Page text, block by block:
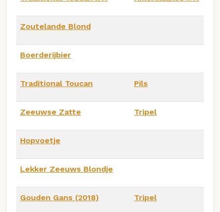
Zoutelande Blond
Boerderijbier
Traditional Toucan Pils
Zeeuwse Zatte Tripel
Hopvoetje
Lekker Zeeuws Blondje
Gouden Gans (2018) Tripel